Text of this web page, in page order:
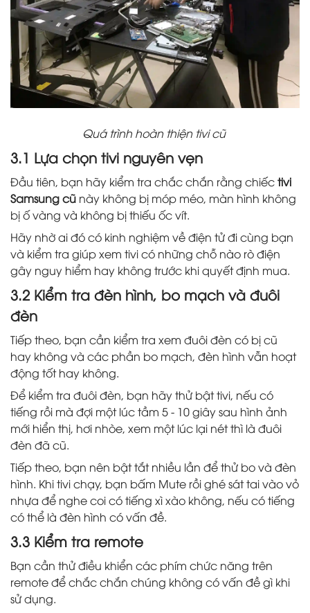
Quá trình hoàn thiện tivi cũ
3.1 Lựa chọn tivi nguyên vẹn
Đầu tiên, bạn hãy kiểm tra chắc chắn rằng chiếctivi
Samsung cũ này không bị móp méo, màn hình không
bị ố vàng và không bị thiếu ốc vít.
Hãy nhờ ai đó có kinh nghiệm về điện tử đi cùng bạn
và kiểm tra giúp xem tivi có những chỗ nào rò điện
gây nguy hiểm hay không trước khi quyết định mua.
3.2 Kiểm tra đèn hình, bo mạch và đuôi
đèn
Tiếp theo, bạn cần kiểm tra xem đuôi đèn có bị cũ
hay không và các phần bo mạch, đèn hình vẫn hoạt
động tốt hay không.
Để kiểm tra đuôi đèn, bạn hãy thử bật tivi, nếu có
tiếng rồi mà đợi một lúc tầm 5 - 10 giây sau hình ảnh
mới hiển thị, hơi nhòe, xem một lúc lại nét thì là đuôi
đèn đã cũ.
Tiếp theo, bạn nên bật tắt nhiều lần để thử bo và đèn
hình. Khi tivi chạy, bạn bấm Mute rồi ghé sát tai vào vỏ
nhựa để nghe coi có tiếng xì xào không, nếu có tiếng
có thể là đèn hình có vấn đề.
3.3 Kiểm tra remote​
Bạn cần thử điều khiển các phím chức năng trên
remote để chắc chắn chúng không có vấn đề gì khi
sử dụng.